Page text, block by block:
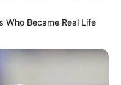
Who Became Real Life